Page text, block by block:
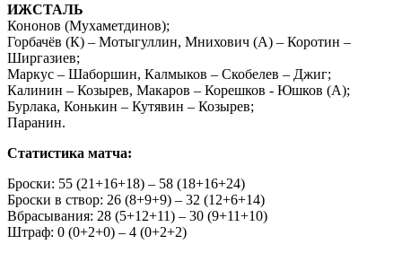
ИЖСТАЛЬ
Кононов (Мухаметдинов);
Горбачёв (К) – Мотыгуллин, Мнихович (А) – Коротин –
Ширгазиев;
Маркус – Шаборшин, Калмыков – Скобелев – Джиг;
Калинин – Козырев, Макаров – Корешков - Юшков (А);
Бурлака, Конькин – Кутявин – Козырев;
Паранин.
Статистика матча:
Броски: 55 (21+16+18) – 58 (18+16+24)
Броски в створ: 26 (8+9+9) – 32 (12+6+14)
Вбрасывания: 28 (5+12+11) – 30 (9+11+10)
Штраф: 0 (0+2+0) – 4 (0+2+2)